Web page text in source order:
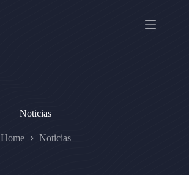
Noticias
Home Noticias